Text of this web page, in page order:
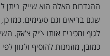
ההגדרות האלה הוא שייק. ניתן
שגם בריאים וגם טעימים. כמו
לגוף ומכינים אותו צ’יק צ’אק.
כמובן, מוזמנות להוסיף ולגוון